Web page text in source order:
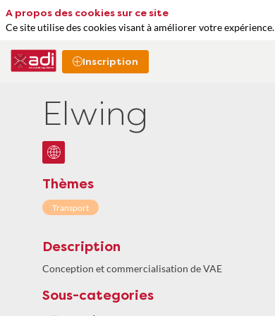
Inscription
Elwing
Thèmes
Transport
Description
Conception et commercialisation de VAE
Sous-categories
A propos des cookies sur ce site
Ce site utilise des cookies visant à améliorer votre expérience.